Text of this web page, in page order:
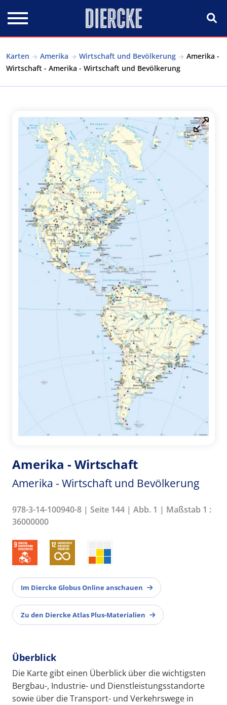
Karten Amerika Wirtschaft und Bevölkerung
Amerika -
Wirtschaft - Amerika - Wirtschaft und Bevölkerung
Amerika - Wirtschaft
Amerika - Wirtschaft und Bevölkerung
978-3-14-100940-8 | Seite 144 | Abb. 1 | Maßstab 1 :
36000000
Im Diercke Globus Online anschauen
Zu den Diercke Atlas Plus-Materialien
Überblick
Die Karte gibt einen Überblick über die wichtigsten
Bergbau-, Industrie- und Dienstleistungsstandorte
sowie über die Transport- und Verkehrswege in